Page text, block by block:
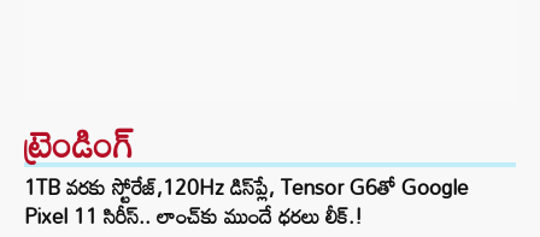
ట్రెండింగ్‌
1TB వరకు స్టోరేజ్,120Hz డిస్‌ప్లే, Tensor G6తో Google
Pixel 11 సిరీస్.. లాంచ్⁭కు ముందే ధరలు లీక్.!